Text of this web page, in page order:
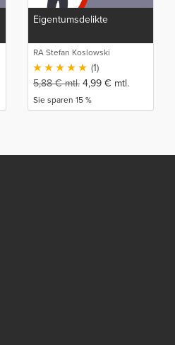
Eigentumsdelikte
RA Stefan Koslowski
(1)
5,88€mtl. 4,99 € mtl.
Sie sparen 15 %